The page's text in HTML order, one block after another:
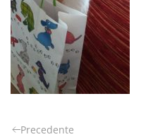
Precedente